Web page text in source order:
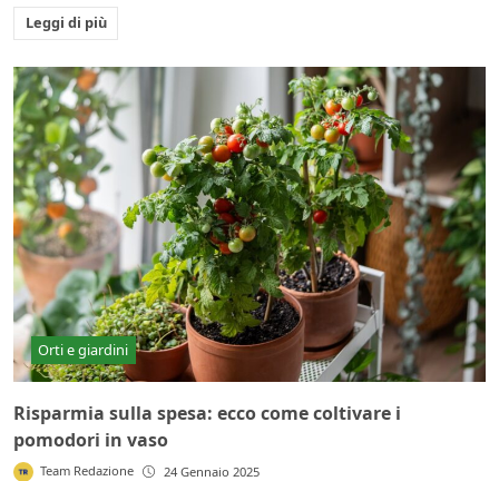
Leggi di più
Orti e giardini
Risparmia sulla spesa: ecco come coltivare i
pomodori in vaso
Team Redazione 24 Gennaio 2025